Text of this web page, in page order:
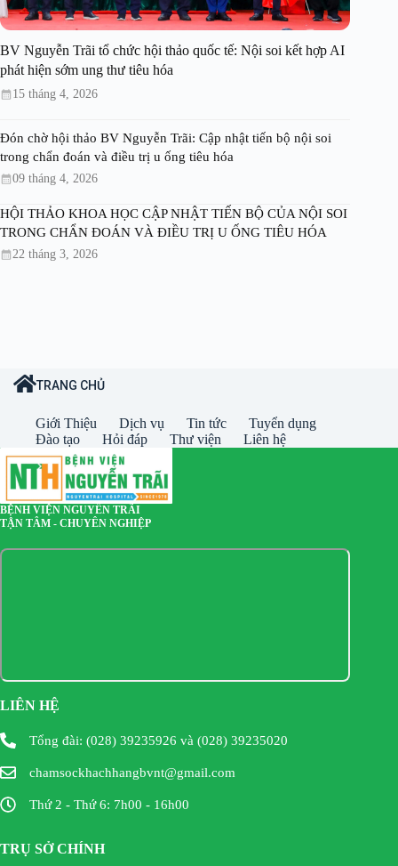
BV Nguyễn Trãi tổ chức hội thảo quốc tế: Nội soi kết hợp AI
phát hiện sớm ung thư tiêu hóa
15 tháng 4, 2026
Đón chờ hội thảo BV Nguyễn Trãi: Cập nhật tiến bộ nội soi
trong chẩn đoán và điều trị u ống tiêu hóa
09 tháng 4, 2026
HỘI THẢO KHOA HỌC CẬP NHẬT TIẾN BỘ CỦA NỘI SOI
TRONG CHẨN ĐOÁN VÀ ĐIỀU TRỊ U ỐNG TIÊU HÓA
22 tháng 3, 2026
TRANG CHỦ
Giới Thiệu Dịch vụ Tin tức
Tuyển dụng
Đào tạo
Hỏi đáp Thư viện Liên hệ
BỆNH VIỆN NGUYỄN TRÃI
TẬN TÂM - CHUYÊN NGHIỆP
LIÊN HỆ
Tổng đài: (028) 39235926 và (028) 39235020
chamsockhachhangbvnt@gmail.com
Thứ 2 - Thứ 6: 7h00 - 16h00
TRỤ SỞ CHÍNH